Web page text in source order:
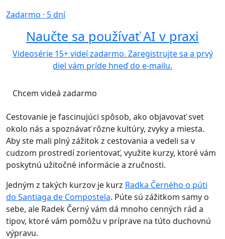
Zadarmo · 5 dní
Naučte sa používať AI v praxi
Videosérie 15+ videí zadarmo. Zaregistrujte sa a prvý
diel vám príde hneď do e-mailu.
Chcem videá zadarmo
Cestovanie je fascinujúci spôsob, ako objavovať svet
okolo nás a spoznávať rôzne kultúry, zvyky a miesta.
Aby ste mali plný zážitok z cestovania a vedeli sa v
cudzom prostredí zorientovať, využite kurzy, ktoré vám
poskytnú užitočné informácie a zručnosti.
Jedným z takých kurzov je kurz Radka Černého o púti
do Santiaga de Compostela. Púte sú zážitkom samy o
sebe, ale Radek Černý vám dá mnoho cenných rád a
tipov, ktoré vám pomôžu v príprave na túto duchovnú
výpravu.